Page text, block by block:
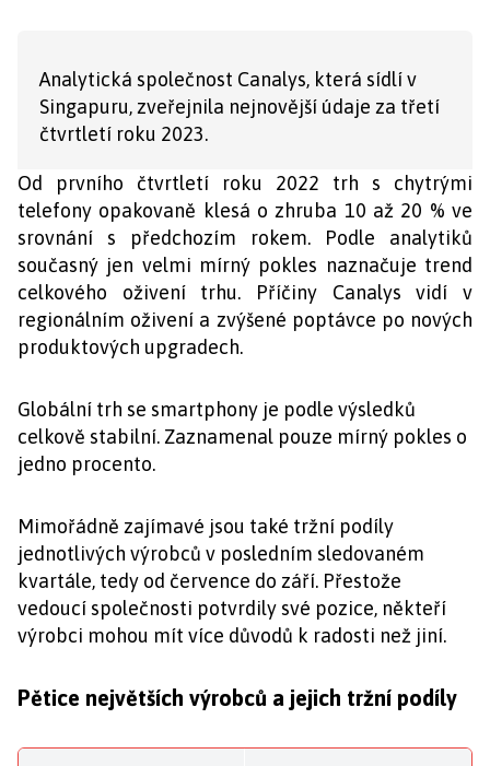
Analytická společnost Canalys, která sídlí v
Singapuru, zveřejnila nejnovější údaje za třetí
čtvrtletí roku 2023.
Od prvního čtvrtletí roku 2022 trh s chytrými
telefony opakovaně klesá o zhruba 10 až 20 % ve
srovnání s předchozím rokem. Podle analytiků
současný jen velmi mírný pokles naznačuje trend
celkového oživení trhu. Příčiny Canalys vidí v
regionálním oživení a zvýšené poptávce po nových
produktových upgradech.
Globální trh se smartphony je podle výsledků
celkově stabilní. Zaznamenal pouze mírný pokles o
jedno procento.
Mimořádně zajímavé jsou také tržní podíly
jednotlivých výrobců v posledním sledovaném
kvartále, tedy od července do září. Přestože
vedoucí společnosti potvrdily své pozice, někteří
výrobci mohou mít více důvodů k radosti než jiní.
Pětice největších výrobců a jejich tržní podíly